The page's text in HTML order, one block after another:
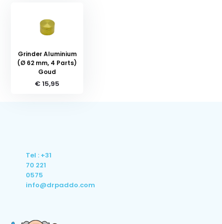
Grinder Aluminium
(Ø 62 mm, 4 Parts)
Goud
€ 15,95
Tel : +31
70 221
0575
info@drpaddo.com